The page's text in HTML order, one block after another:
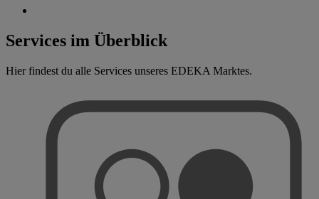
Services im Überblick
Hier findest du alle Services unseres EDEKA Marktes.